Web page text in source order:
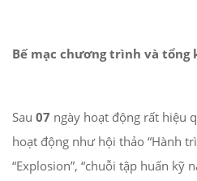
Bế mạc chương trình và tổng
Sau 07 ngày hoạt động rất hiệu
hoạt động như hội thảo “Hành
“Explosion”, “chuỗi tập huấn kỹ